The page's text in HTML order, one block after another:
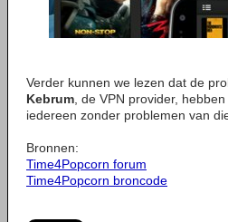
Verder kunnen we lezen dat de
Kebrum , de VPN provider,
iedereen zonder problemen van
Bronnen:
Time4Popcorn forum
Time4Popcorn broncode